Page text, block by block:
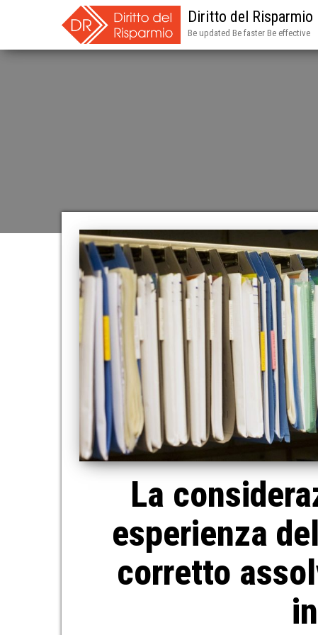
Diritto del Risparmio
Be updated Be faster Be effective
La
esperienza
corretto